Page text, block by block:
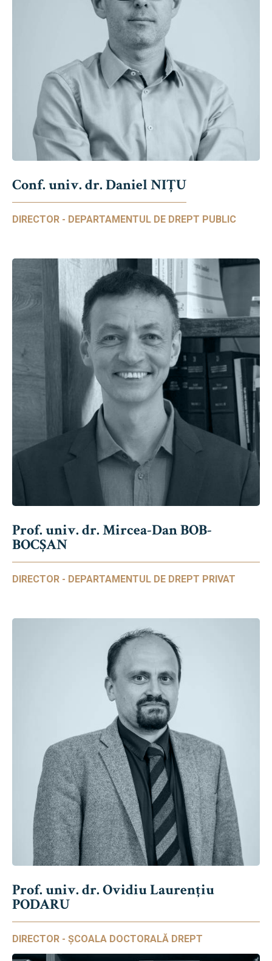
Conf. univ. dr. Daniel NIŢU
DIRECTOR - DEPARTAMENTUL DE DREPT PUBLIC
Prof. univ. dr. Mircea-Dan BOB-
BOCȘAN
DIRECTOR - DEPARTAMENTUL DE DREPT PRIVAT
Prof. univ. dr. Ovidiu Laurențiu
PODARU
DIRECTOR - ȘCOALA DOCTORALĂ DREPT